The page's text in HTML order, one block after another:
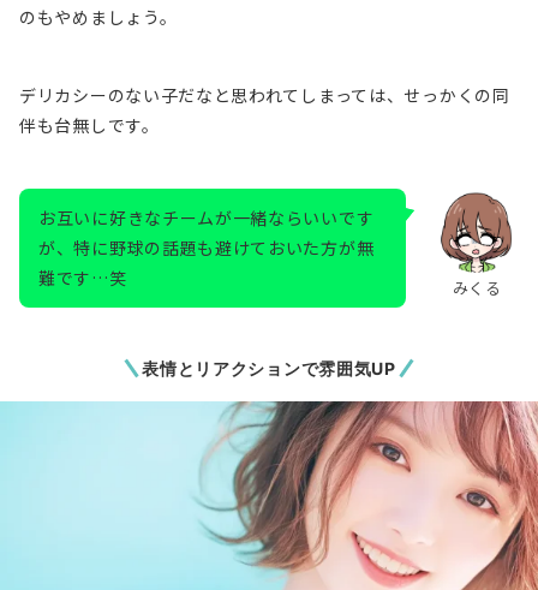
のもやめましょう。
デリカシーのない子だなと思われてしまっては、せっかくの同
伴も台無しです。
みくる
お互いに好きなチームが一緒ならいいです
が、特に野球の話題も避けておいた方が無
難です…笑
表情とリアクションで雰囲気UP